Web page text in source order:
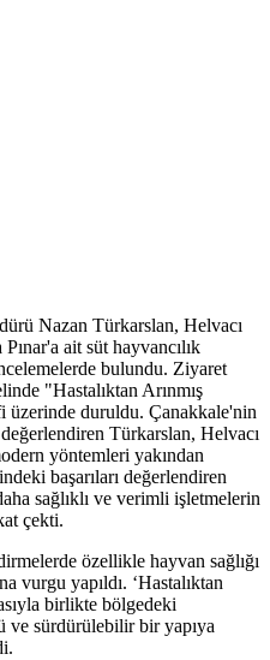
Nazan Türkarslan, Helvacı
ait süt hayvancılık
bulundu. Ziyaret
"Hastalıktan Arınmış
üzerinde duruldu. Çanakkale'nin
Türkarslan, Helvacı
yöntemleri yakından
başarıları değerlendiren
sağlıklı ve verimli işletmelerin
çekti.
özellikle hayvan sağlığı
vurgu yapıldı. ‘Hastalıktan
birlikte bölgedeki
ve sürdürülebilir bir yapıya